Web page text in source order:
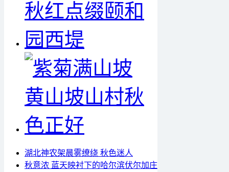
湖北神农架晨雾缭绕 秋色迷人
秋意浓 蓝天映衬下的哈尔滨伏尔加庄